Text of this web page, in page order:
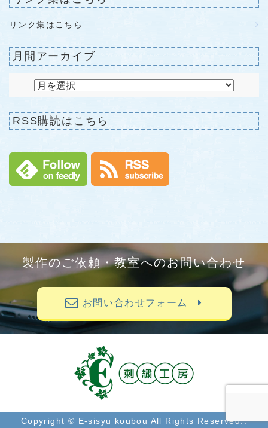
リンク集はこちら
月間アーカイブ
RSS購読はこちら
製作のご依頼・教室へのお問い合わせ
お問い合わせフォーム
Copyright © E-sisyu koubou All Rights Reserved..